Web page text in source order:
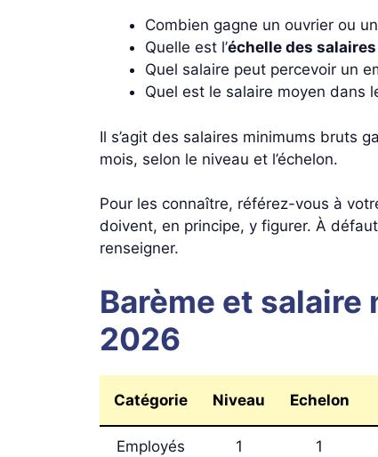
Combien gagne un ouvrier ou
Quelle est l’échelle des
Quel salaire peut percevoir un
Quel est le salaire moyen dans
Il s’agit des salaires minimums bruts
mois, selon le niveau et l’échelon.
Pour les connaître, référez-vous à
doivent, en principe, y figurer. À
renseigner.
Barème et
2026
Catégorie Niveau Echelon
Employés 1 1